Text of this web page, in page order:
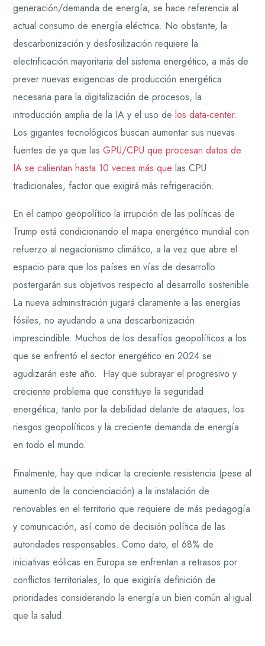
generación/demanda de energía, se hace referencia al
actual consumo de energía eléctrica. No obstante, la
descarbonización y desfosilización requiere la
electrificación mayoritaria del sistema energético, a más de
prever nuevas exigencias de producción energética
necesaria para la digitalización de procesos, la
introducción amplia de la IA y el uso de los data-center.
Los gigantes tecnológicos buscan aumentar sus nuevas
fuentes de ya que lasGPU/CPU que procesan datos de
IA se calientan hasta 10 veces más que las CPU
tradicionales, factor que exigirá más refrigeración.
En el campo geopolítico la irrupción de las políticas de
Trump está condicionando el mapa energético mundial con
refuerzo al negacionismo climático, a la vez que abre el
espacio para que los países en vías de desarrollo
postergarán sus objetivos respecto al desarrollo sostenible.
La nueva administración jugará claramente a las energías
fósiles, no ayudando a una descarbonización
imprescindible. Muchos de los desafíos geopolíticos a los
que se enfrentó el sector energético en 2024 se
agudizarán este año. Hay que subrayar el progresivo y
creciente problema que constituye la seguridad
energética, tanto por la debilidad delante de ataques, los
riesgos geopolíticos y la creciente demanda de energía
en todo el mundo.
Finalmente, hay que indicar la creciente resistencia (pese al
aumento de la concienciación) a la instalación de
renovables en el territorio que requiere de más pedagogía
y comunicación, así como de decisión política de las
autoridades responsables. Como dato, el 68% de
iniciativas eólicas en Europa se enfrentan a retrasos por
conflictos territoriales, lo que exigiría definición de
prioridades considerando la energía un bien común al igual
que la salud.